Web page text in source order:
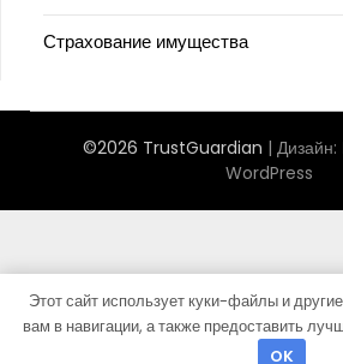
Страхование имущества
©2026 TrustGuardian | Дизайн:
WordPress
Этот сайт использует куки-файлы и
вам в навигации, а также предоставить
OK